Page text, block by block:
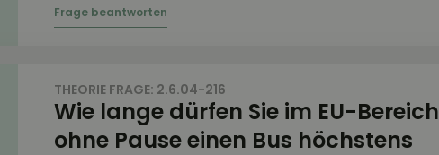
THEORIE FRAGE: 2.6.04-216
Wie lange dürfen Sie im EU-Bereich
ohne Pause einen Bus höchstens